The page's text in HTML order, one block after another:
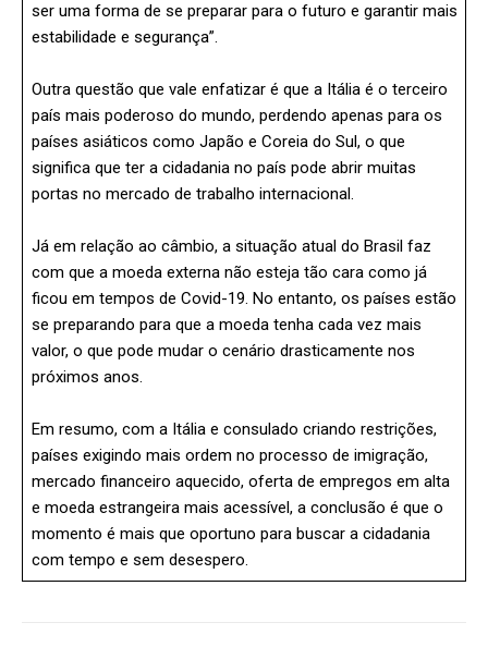
ser uma forma de se preparar para o futuro e garantir mais
estabilidade e segurança”.
Outra questão que vale enfatizar é que a Itália é o terceiro
país mais poderoso do mundo, perdendo apenas para os
países asiáticos como Japão e Coreia do Sul, o que
significa que ter a cidadania no país pode abrir muitas
portas no mercado de trabalho internacional.
Já em relação ao câmbio, a situação atual do Brasil faz
com que a moeda externa não esteja tão cara como já
ficou em tempos de Covid-19. No entanto, os países estão
se preparando para que a moeda tenha cada vez mais
valor, o que pode mudar o cenário drasticamente nos
próximos anos.
Em resumo, com a Itália e consulado criando restrições,
países exigindo mais ordem no processo de imigração,
mercado financeiro aquecido, oferta de empregos em alta
e moeda estrangeira mais acessível, a conclusão é que o
momento é mais que oportuno para buscar a cidadania
com tempo e sem desespero.